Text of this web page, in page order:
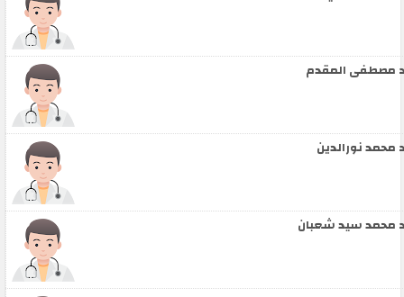
مصطفى المقدم
محمد نورالدين
محمد سيد شعبان